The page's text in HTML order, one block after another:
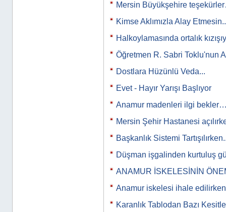
Mersin Büyükşehire
Kimse Aklımızla Alay
Halkoylamasında ortalık
Öğretmen R. Sabri Toklu'nun
Dostlara Hüzünlü Veda...
Evet - Hayır Yarışı Başlıyor
Anamur madenleri ilgi
Mersin Şehir Hastanesi
Başkanlık Sistemi
Düşman işgalinden kurtuluş
ANAMUR İSKELESİNİN
Anamur iskelesi ihale
Karanlık Tablodan Bazı